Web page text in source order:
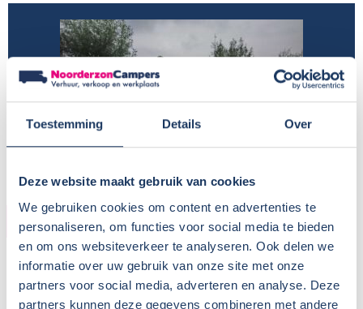
Toestemming Details Over
Deze website maakt gebruik van cookies
We gebruiken cookies om content en advertenties te
personaliseren, om functies voor social media te bieden
en om ons websiteverkeer te analyseren. Ook delen we
informatie over uw gebruik van onze site met onze
partners voor social media, adverteren en analyse. Deze
partners kunnen deze gegevens combineren met andere
KOPER
Naam:
Familie de Jager
Plaats / Provincie: Peize
Koopdatum:
16-07-2020